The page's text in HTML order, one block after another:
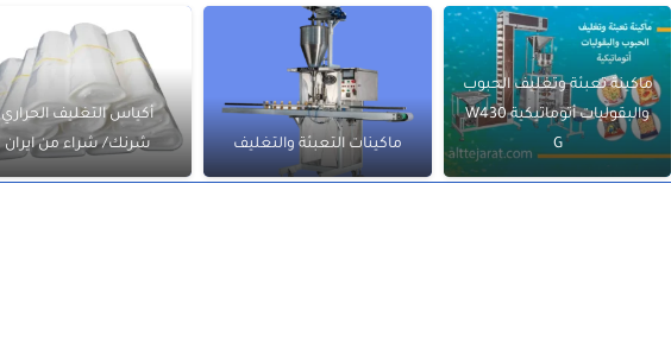
ماكينة تعبئة وتغليف الحبوب
والبقوليات أتوماتيكية W430
G
ماكينات التعبئة والتغليف
أكياس التغليف الحراري
شرنك/ شراء من ايران